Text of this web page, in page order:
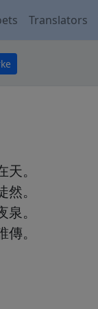
Translators
。
。
。
。